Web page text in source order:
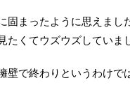
固まったように思えま
たくてウズウズしていま
壁で終わりというわけで